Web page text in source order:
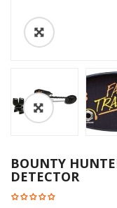
BOUNTY
DETECTOR